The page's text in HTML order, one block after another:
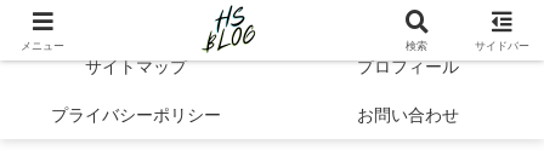
Hibi no Shikou | 最新トレンドで知るシンプルライフと自己成長
サイトマップ プロフィール
プライバシーポリシー お問い合わせ
メニュー 検索 サイドバー